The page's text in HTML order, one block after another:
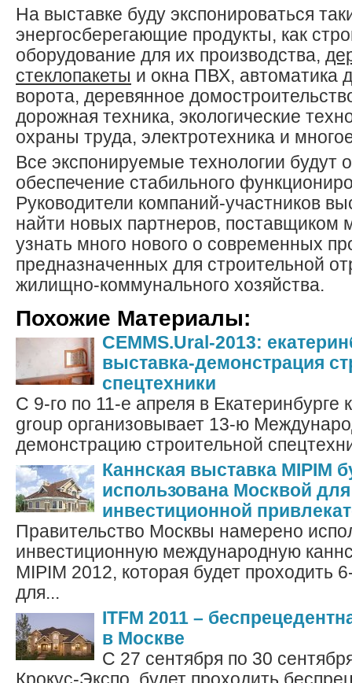
На выставке буду экспонироваться
энергосберегающие продукты, как
оборудование для их производства,
стеклопакеты и окна ПВХ, автоматика
ворота, деревянное
дорожная техника, экологические
охраны труда, электротехника и
Все экспонируемые технологии будут
обеспечение стабильного
Руководители компаний-участников
найти новых партнеров, поставщиком
узнать много нового о современных
предназначенных для строительной
жилищно-коммунального хозяйства.
Похожие Материалы:
CEMMS.Ural-2013:
выставка-демонстрация
спецтехники
С 9-го по 11-е апреля в Екатеринбурге
group организовывает 13-ю
демонстрацию строительной
Каннская выставка MIPIM
использована Москвой
инвестиционной
Правительство Москвы намерено
инвестиционную международную
MIPIM 2012, которая будет проходить
для...
ITFM 2011 –
в Москве
С 27 сентября по 30